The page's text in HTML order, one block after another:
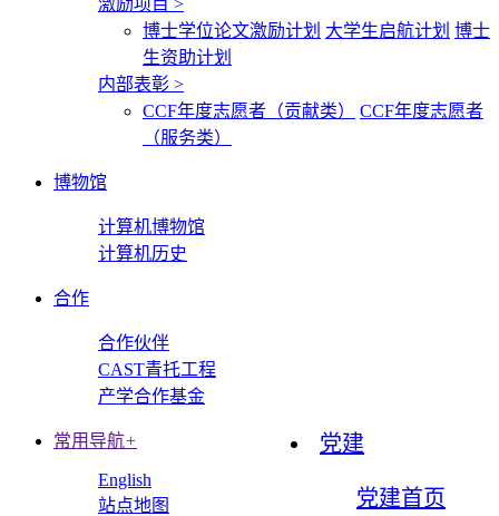
激励项目 >
博士学位论文激励计划 大学生启航计划 博士
生资助计划
内部表彰 >
CCF年度志愿者（贡献类）
CCF年度志愿者
（服务类）
博物馆
计算机博物馆
计算机历史
合作
合作伙伴
CAST青托工程
产学合作基金
党建
党建首页
常用导航+
English
站点地图